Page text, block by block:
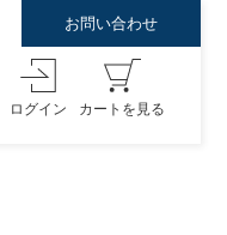
お問い合わせ
ログイン カートを見る